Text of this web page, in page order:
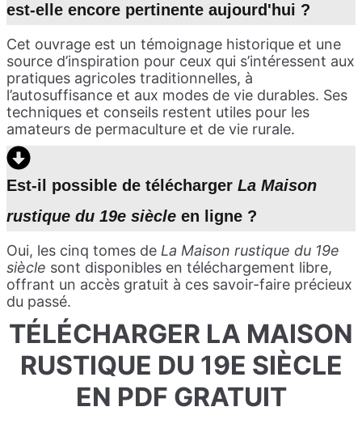
est-elle encore pertinente aujourd'hui ?
Cet ouvrage est un témoignage historique et une
source d’inspiration pour ceux qui s’intéressent aux
pratiques agricoles traditionnelles, à
l’autosuffisance et aux modes de vie durables. Ses
techniques et conseils restent utiles pour les
amateurs de permaculture et de vie rurale.
Est-il possible de télécharger La Maison
rustique du 19e siècle en ligne ?
Oui, les cinq tomes de La Maison rustique du 19e
siècle sont disponibles en téléchargement libre,
offrant un accès gratuit à ces savoir-faire précieux
du passé.
TÉLÉCHARGER LA MAISON
RUSTIQUE DU 19E SIÈCLE
EN PDF GRATUIT